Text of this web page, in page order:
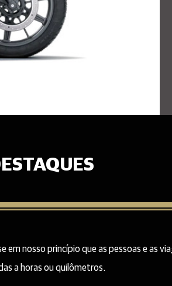
nosso princípio que as pessoas e as
a horas ou quilômetros.